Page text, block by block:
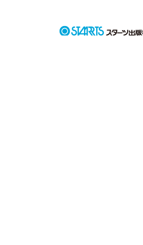
子どもだけの国、ネバーランド。